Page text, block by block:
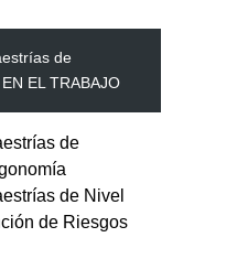
de
EL TRABAJO
de
de Nivel
de Riesgos